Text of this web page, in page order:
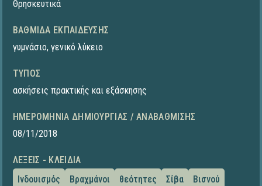
Θρησκευτικά
ΒΑΘΜΊΔΑ ΕΚΠΑΊΔΕΥΣΗΣ
γυμνάσιο, γενικό λύκειο
ΤΎΠΟΣ
ασκήσεις πρακτικής και εξάσκησης
ΗΜΕΡΟΜΗΝΊΑ ΔΗΜΙΟΥΡΓΊΑΣ / ΑΝΑΒΆΘΜΙΣΗΣ
08/11/2018
ΛΈΞΕΙΣ - ΚΛΕΙΔΙΆ
Ινδουισμός
Βραχμάνοι θεότητες Σίβα
Βισνού